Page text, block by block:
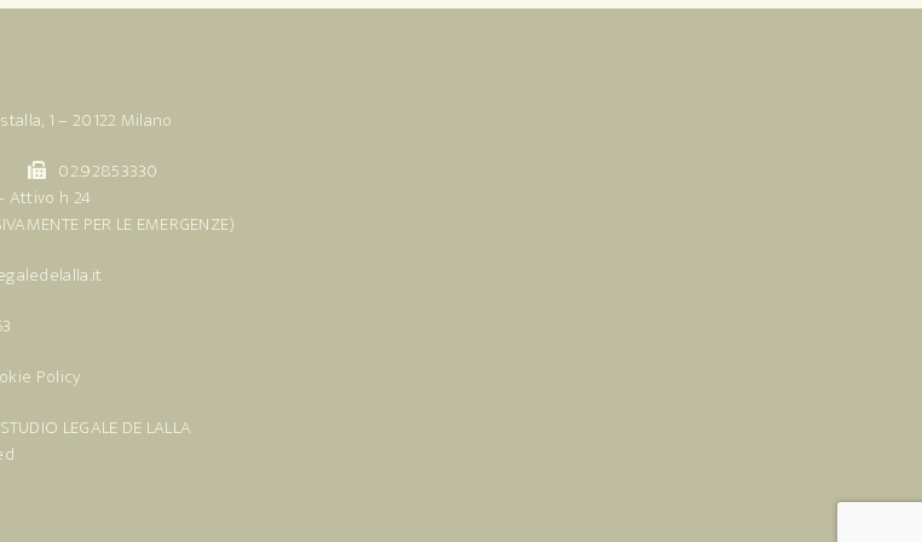
1 – 20122 Milano
02.92853330
Attivo h 24
PER LE EMERGENZE)
Policy
STUDIO LEGALE DE LALLA